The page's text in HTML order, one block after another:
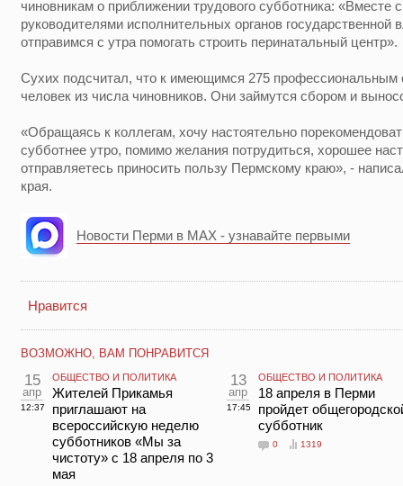
чиновникам о приближении трудового субботника: «Вместе
руководителями исполнительных органов государственной
отправимся с утра помогать строить перинатальный центр».
Сухих подсчитал, что к имеющимся 275 профессиональным
человек из числа чиновников. Они займутся сбором и
«Обращаясь к коллегам, хочу настоятельно
субботнее утро, помимо желания потрудиться, хорошее
отправляетесь приносить пользу Пермскому краю», -
края.
Новости Перми в MAX - узнавайте первыми
Нравится
ВОЗМОЖНО, ВАМ ПОНРАВИТСЯ
15
апр
12:37
ОБЩЕСТВО И ПОЛИТИКА
Жителей Прикамья
приглашают на
всероссийскую неделю
субботников «Мы за
чистоту» с 18 апреля по 3
мая
13
апр
17:45
ОБЩЕСТВО И ПОЛИТИКА
18 апреля в Перми
пройдет
субботник
0 1319